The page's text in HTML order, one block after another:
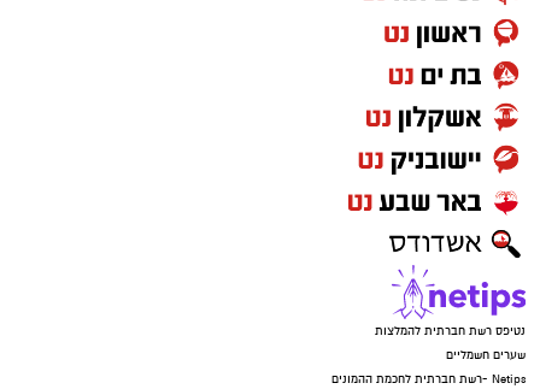
נטיפס רשת חברתית להמלצות
שערים חשמליים
Netips -רשת חברתית לחכמת ההמונים